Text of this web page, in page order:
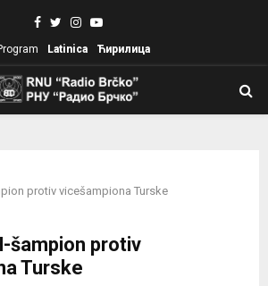
Facebook
TwitterInstagram
Youtube
Latinica Ћирилица
protiv vicešampiona Turske
šampion protiv
Turske